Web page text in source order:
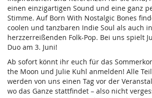
einen einzigartigen Sound und eine ganz
Stimme. Auf Born With Nostalgic Bones
coolen und tanzbaren Indie Soul als auch
herzzerreißenden Folk-Pop. Bei uns spielt
Duo am 3. Juni!
Ab sofort könnt ihr euch für das
the Moon und Julie Kuhl anmelden! Alle
werden von uns einen Tag vor der
wo das Ganze stattfindet – also nicht